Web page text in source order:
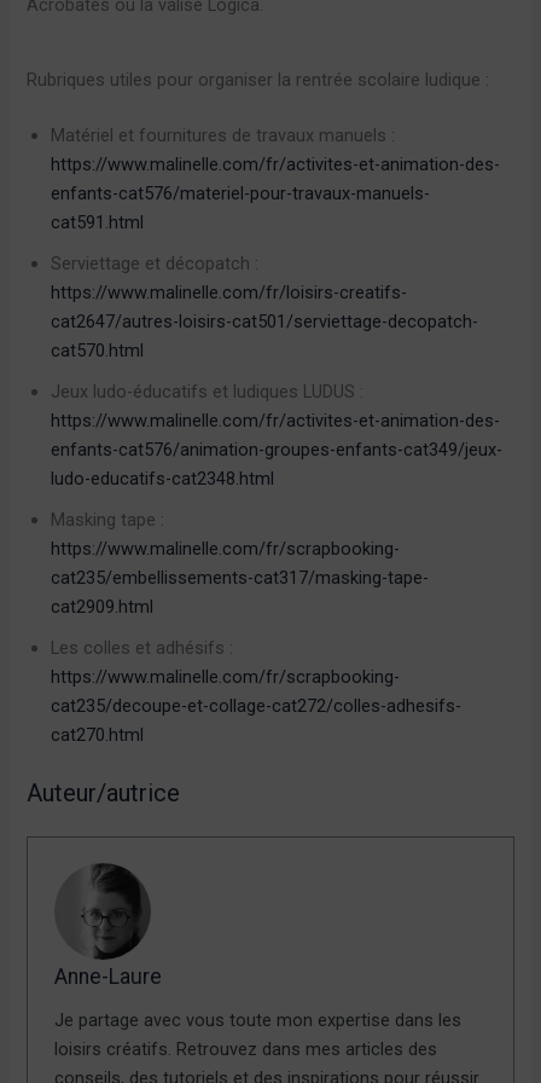
Acrobates ou la valise Logica.
Rubriques utiles pour organiser la rentrée scolaire ludique :
Matériel et fournitures de travaux manuels :
https://www.malinelle.com/fr/activites-et-animation-des-
enfants-cat576/materiel-pour-travaux-manuels-
cat591.html
Serviettage et décopatch :
https://www.malinelle.com/fr/loisirs-creatifs-
cat2647/autres-loisirs-cat501/serviettage-decopatch-
cat570.html
Jeux ludo-éducatifs et ludiques LUDUS :
https://www.malinelle.com/fr/activites-et-animation-des-
enfants-cat576/animation-groupes-enfants-cat349/jeux-
ludo-educatifs-cat2348.html
Masking tape :
https://www.malinelle.com/fr/scrapbooking-
cat235/embellissements-cat317/masking-tape-
cat2909.html
Les colles et adhésifs :
https://www.malinelle.com/fr/scrapbooking-
cat235/decoupe-et-collage-cat272/colles-adhesifs-
cat270.html
Auteur/autrice
Anne-Laure
Je partage avec vous toute mon expertise dans les
loisirs créatifs. Retrouvez dans mes articles des